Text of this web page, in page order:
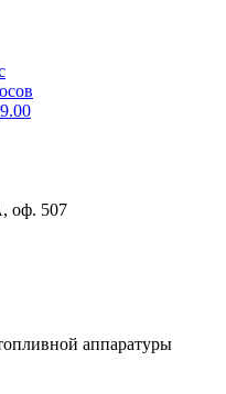
оф. 507
аппаратуры